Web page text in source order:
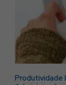
Produtividade